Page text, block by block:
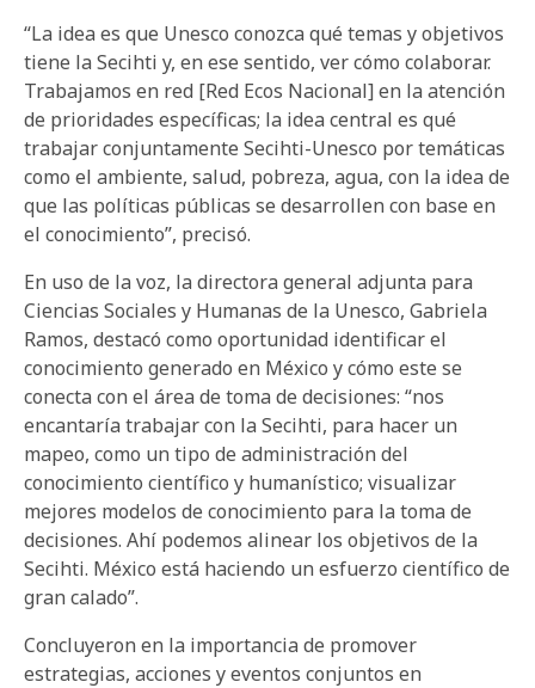
“La idea es que Unesco conozca qué temas y objetivos
tiene la Secihti y, en ese sentido, ver cómo colaborar.
Trabajamos en red [Red Ecos Nacional] en la atención
de prioridades específicas; la idea central es qué
trabajar conjuntamente Secihti-Unesco por temáticas
como el ambiente, salud, pobreza, agua, con la idea de
que las políticas públicas se desarrollen con base en
el conocimiento”, precisó.
En uso de la voz, la directora general adjunta para
Ciencias Sociales y Humanas de la Unesco, Gabriela
Ramos, destacó como oportunidad identificar el
conocimiento generado en México y cómo este se
conecta con el área de toma de decisiones: “nos
encantaría trabajar con la Secihti, para hacer un
mapeo, como un tipo de administración del
conocimiento científico y humanístico; visualizar
mejores modelos de conocimiento para la toma de
decisiones. Ahí podemos alinear los objetivos de la
Secihti. México está haciendo un esfuerzo científico de
gran calado”.
Concluyeron en la importancia de promover
estrategias, acciones y eventos conjuntos en